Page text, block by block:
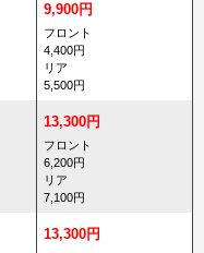
9,900円
フロント
4,400円
リア
5,500円
13,300円
フロント
6,200円
リア
7,100円
13,300円